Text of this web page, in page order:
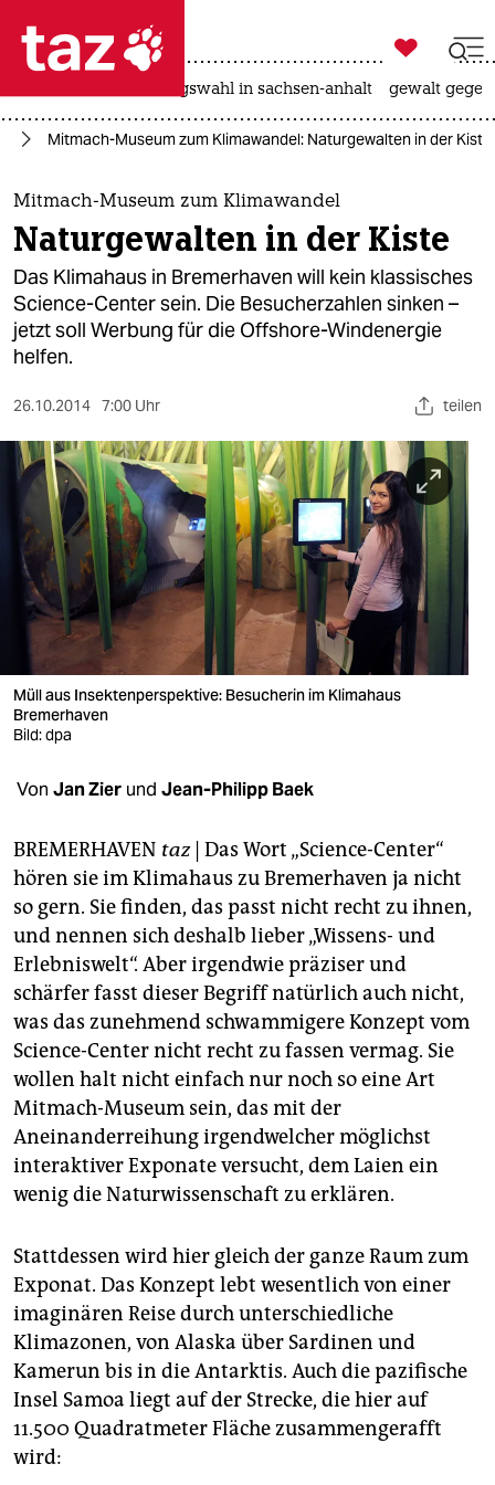
 taz zahl ich
taz zahl ich
themen
politik
öko
gesellschaft
kultur
sport
berlin
nord
wahrheit
verlag
verlag
veranstaltungen
unterstützen
abo
genossenschaft
epaper login

taz zahl ich
landtagswahl in sachsen-anhalt gewalt
Mitmach-Museum zum Klimawandel: Naturgewalten in der Kiste
Mitmach-Museum zum Klimawandel
Naturgewalten in der Kiste
Das Klimahaus in Bremerhaven will kein klassisches
Science-Center sein. Die Besucherzahlen sinken –
jetzt soll Werbung für die Offshore-Windenergie
helfen.
26.10.2014 7:00 Uhr teilen
Müll aus Insektenperspektive: Besucherin im Klimahaus
Bremerhaven
Bild: dpa
Von Jan Zier und Jean-Philipp Baek
BREMERHAVEN taz| Das Wort „Science-Center“
hören sie im Klimahaus zu Bremerhaven ja nicht
so gern. Sie finden, das passt nicht recht zu ihnen,
und nennen sich deshalb lieber „Wissens- und
Erlebniswelt“. Aber irgendwie präziser und
schärfer fasst dieser Begriff natürlich auch nicht,
was das zunehmend schwammigere Konzept vom
Science-Center nicht recht zu fassen vermag. Sie
wollen halt nicht einfach nur noch so eine Art
Mitmach-Museum sein, das mit der
Aneinanderreihung irgendwelcher möglichst
interaktiver Exponate versucht, dem Laien ein
wenig die Naturwissenschaft zu erklären.
Stattdessen wird hier gleich der ganze Raum zum
Exponat. Das Konzept lebt wesentlich von einer
imaginären Reise durch unterschiedliche
Klimazonen, von Alaska über Sardinen und
Kamerun bis in die Antarktis. Auch die pazifische
Insel Samoa liegt auf der Strecke, die hier auf
11.500 Quadratmeter Fläche zusammengerafft
wird: